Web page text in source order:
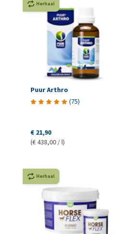
Herhaal
Puur Arthro
(75)
€ 21,90
(€ 438,00 / l)
Herhaal